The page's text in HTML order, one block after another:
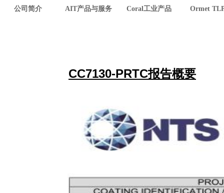
公司简介 AIT产品与服务 Coral工业产品 Ormet
CC7130-PRTC报告概要